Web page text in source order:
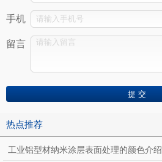
手机
留言
热点推荐
工业铝型材纳米涂层表面处理的颜色介绍